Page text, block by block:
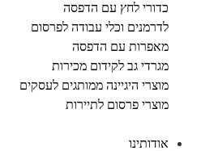
כדורי לחץ עם הדפסה
לדרמנים וכלי עבודה לפרסום
מאפרות עם הדפסה
מגרדי גב לקידום מכירות
מוצרי היגיינה ממותגים לעסקים
מוצרי פרסום לתיירות
אודותינו